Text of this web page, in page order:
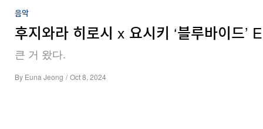
음악
후지와라 히로시 x 요시키 ‘블루바이드’
큰 거 왔다.
By Euna Jeong / Oct 8, 2024